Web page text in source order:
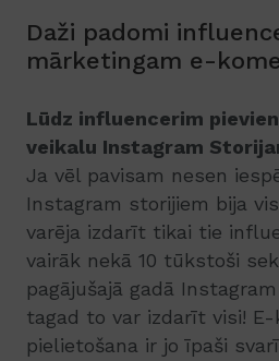
Daži padomi
mārketingam e-
Lūdz influencerim
veikalu Instagram
Ja vēl pavisam nesen
Instagram storijiem bija
varēja izdarīt tikai tie
vairāk nekā 10 tūkstoši
pagājušajā gadā
tagad to var izdarīt visi! E-
pielietošana ir jo īpaši